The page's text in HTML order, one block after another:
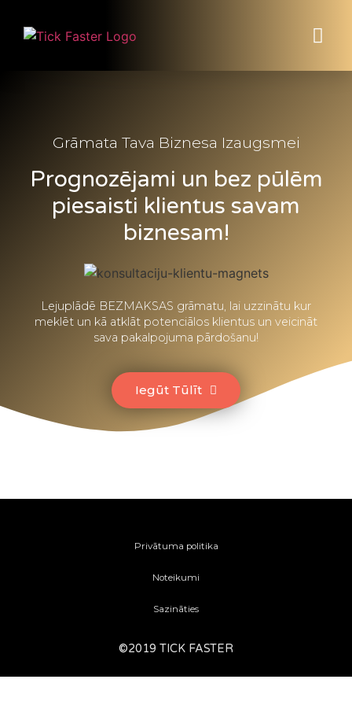
Grāmata Tava Biznesa Izaugsmei
Prognozējami un bez pūlēm
piesaisti klientus savam
biznesam!
Lejuplādē BEZMAKSAS grāmatu, lai uzzinātu kur
meklēt un kā atklāt potenciālos klientus un veicināt
sava pakalpojuma pārdošanu!
Iegūt Tūlīt
Privātuma politika
Noteikumi
Sazināties
©2019 TICK FASTER